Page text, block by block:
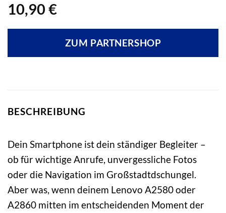
10,90 €
ZUM PARTNERSHOP
BESCHREIBUNG
Dein Smartphone ist dein ständiger Begleiter –
ob für wichtige Anrufe, unvergessliche Fotos
oder die Navigation im Großstadtdschungel.
Aber was, wenn deinem Lenovo A2580 oder
A2860 mitten im entscheidenden Moment der